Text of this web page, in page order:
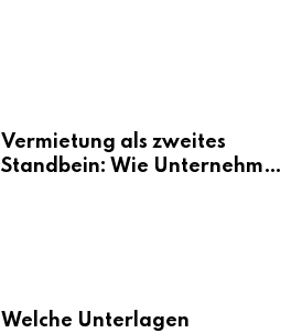
Vermietung als zweites
Standbein: Wie Unternehmen
Welche Unterlagen